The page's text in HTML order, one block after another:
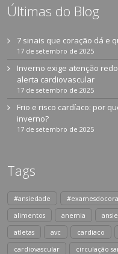
Últimas do Blog
7 sinais que coração dá e
17 de setembro de 2025
Inverno exige atenção
alerta cardiovascular
17 de setembro de 2025
Frio e risco cardíaco: por
inverno?
17 de setembro de 2025
Tags
#ansiedade
alimentos
anemia
atletas
avc cardiaco
cardiovascular
circulação